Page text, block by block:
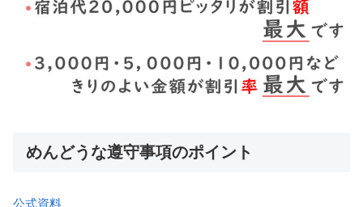
めんどうな遵守事項のポイント
公式資料